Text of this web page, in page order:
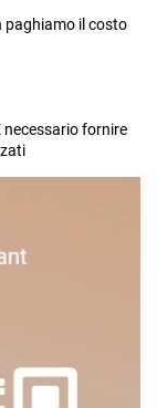
paghiamo il costo
necessario fornire